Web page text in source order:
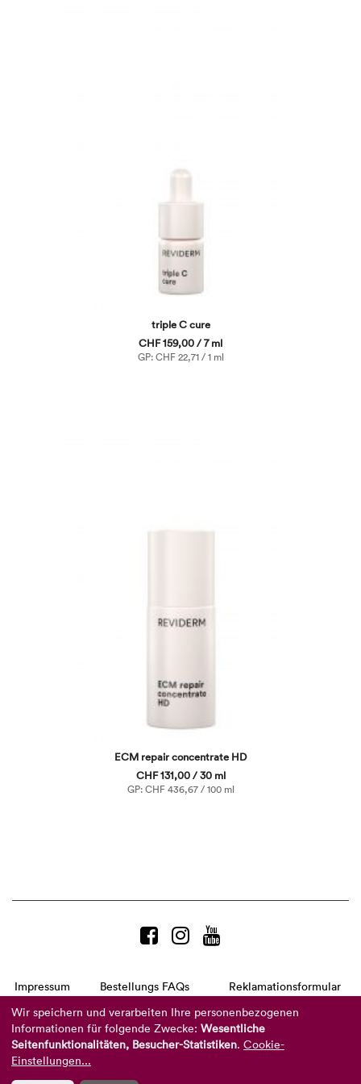
triple C cure
CHF 159,00 / 7 ml
GP: CHF 22,71 / 1 ml
ECM repair concentrate HD
CHF 131,00 / 30 ml
GP: CHF 436,67 / 100 ml
Impressum Bestellungs FAQs
Reklamationsformular
AGB
Datenschutzerklärung
Barrierefreiheitserklärung
Telefon:+49 8104 8873-310
(Mo-Do: 9-16 Uhr und Fr: 9-14 Uhr)
Wir speichern und verarbeiten Ihre personenbezogenen
Informationen für folgende Zwecke: Wesentliche
Seitenfunktionalitäten, Besucher-Statistiken. Cookie-
Einstellungen...